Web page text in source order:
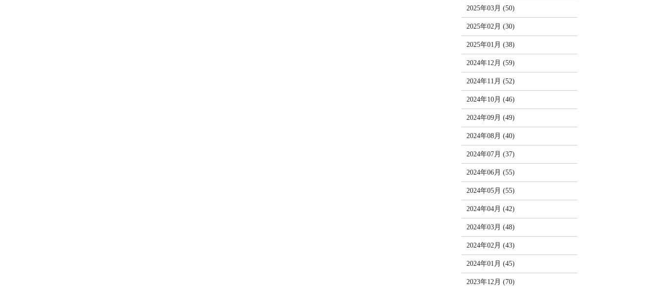
2025年03月 (50)
2025年02月 (30)
2025年01月 (38)
2024年12月 (59)
2024年11月 (52)
2024年10月 (46)
2024年09月 (49)
2024年08月 (40)
2024年07月 (37)
2024年06月 (55)
2024年05月 (55)
2024年04月 (42)
2024年03月 (48)
2024年02月 (43)
2024年01月 (45)
2023年12月 (70)